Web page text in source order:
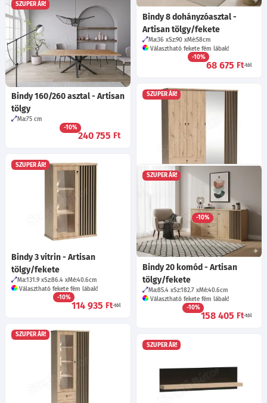
Bindy 8 dohányzóasztal -
Artisan tölgy/fekete
Ma:36 Sz:90 Mé:58cm
Választható fekete fém lábak!
-10%
68 675 Ft-tól
SZUPER ÁR!
Bindy 160/260 asztal - Artisan
tölgy
Ma:75 cm
-10%
240 755 Ft
SZUPER ÁR!
Bindy 24 gardrób - Artisan
Ma:213 Sz:200 Mé:60cm
-10%
238 415
SZUPER ÁR!
Bindy 3 vitrin - Artisan
tölgy/fekete
Ma:131.9 Sz:86.4 Mé:40.6cm
Választható fekete fém lábak!
-10%
114 935 Ft-tól
SZUPER ÁR!
Bindy 20 komód - Artisan
tölgy/fekete
Ma:85.4 Sz:182.7 Mé:40.6cm
Választható fekete fém lábak!
-10%
158 405 Ft-tól
SZUPER ÁR!
SZUPER ÁR!